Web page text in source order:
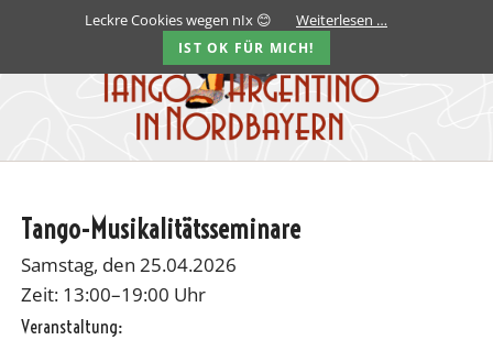
Tango-Musikalitätsseminare
Samstag, den 25.04.2026
Zeit: 13:00–19:00 Uhr
Veranstaltung:
Leckre Cookies wegen nIx 😊 Weiterlesen …
IST OK FÜR MICH!